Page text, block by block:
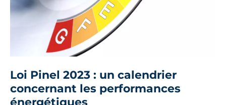
Loi Pinel 2023 : un calendrier
concernant les performances
énergétiques